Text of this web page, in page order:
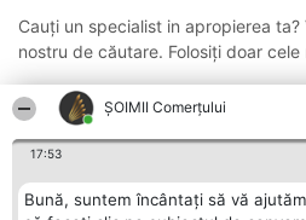
ȘOIMII Comerțului
17:53
Bună, suntem încântați să vă
Cauți un specialist in apropierea
nostru de căutare. Folosiți doar cele